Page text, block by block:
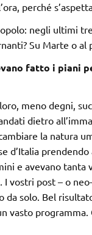
perché
negli ultimi
Su Marte o al
fatto i piani
meno degni,
dietro
la natura
d’Italia
e avevano
I vostri post – o
solo. Bel
vasto